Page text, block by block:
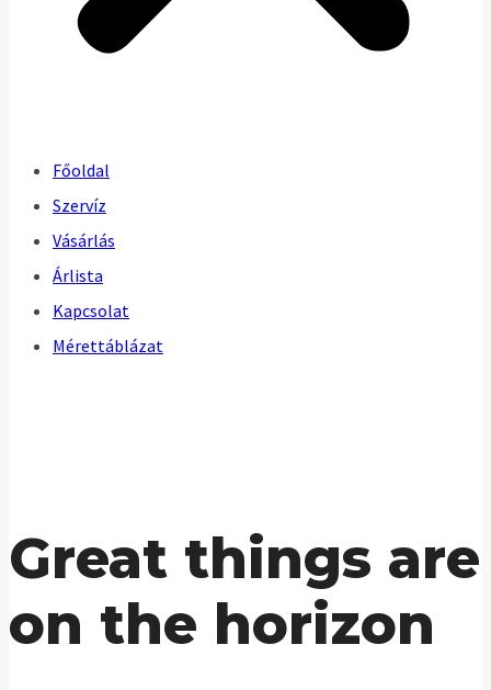
Főoldal
Szervíz
Vásárlás
Árlista
Kapcsolat
Mérettáblázat
Great things are
on the horizon